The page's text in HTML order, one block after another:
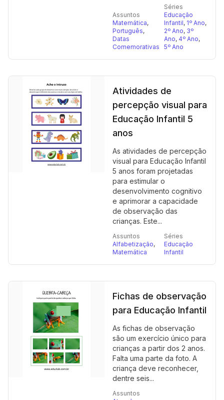
Assuntos
Matemática,
Português,
Datas
Comemorativas
Séries
Educação
Infantil, 1º Ano,
2º Ano, 3º
Ano, 4º Ano,
5º Ano
Atividades de
percepção visual para
Educação Infantil 5
anos
As atividades de percepção
visual para Educação Infantil
5 anos foram projetadas
para estimular o
desenvolvimento cognitivo
e aprimorar a capacidade
de observação das
crianças. Este...
Assuntos
Alfabetização,
Matemática
Séries
Educação
Infantil
Fichas de observação
para Educação Infantil
As fichas de observação
são um exercício único para
crianças a partir dos 2 anos.
Falta uma parte da foto. A
criança deve reconhecer,
dentre seis...
Assuntos